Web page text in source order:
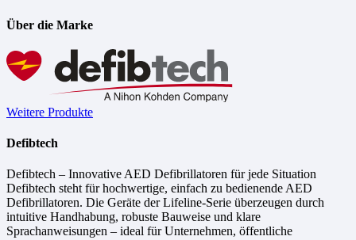
Über die Marke
Weitere Produkte
Defibtech
Defibtech – Innovative AED Defibrillatoren für jede Situation
Defibtech steht für hochwertige, einfach zu bedienende AED
Defibrillatoren. Die Geräte der Lifeline-Serie überzeugen durch
intuitive Handhabung, robuste Bauweise und klare
Sprachanweisungen – ideal für Unternehmen, öffentliche